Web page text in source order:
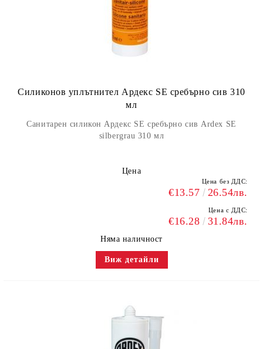
Силиконов уплътнител Ардекс SE сребърно сив 310
мл
Санитарен силикон Ардекс SE сребърно сив Ardex SE
silbergrau 310 мл
Цена
Цена без ДДС:
€13.57 26.54лв.
Цена с ДДС:
€16.28 31.84лв.
Няма наличност
Виж детайли